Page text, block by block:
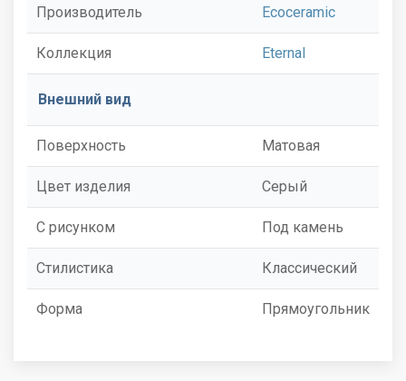
Производитель Ecoceramic
Коллекция Eternal
Внешний вид
Поверхность Матовая
Цвет изделия Серый
С рисунком Под камень
Стилистика Классический
Форма Прямоугольник